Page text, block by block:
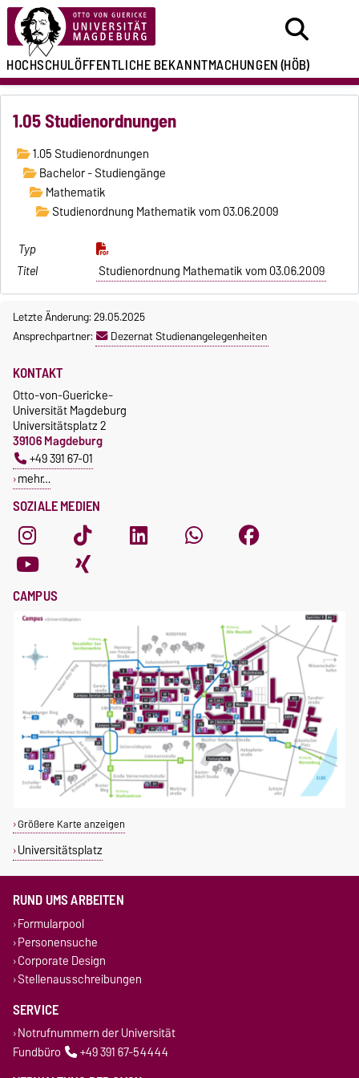
HOCHSCHULÖFFENTLICHEBEKANNTMACHUNGEN(HÖB)
1.05 Studienordnungen
1.05 Studienordnungen
Bachelor - Studiengänge
Mathematik
Studienordnung Mathematik vom 03.06.2009
Studienordnung Mathematik vom 03.06.2009
Letzte Änderung: 29.05.2025
Ansprechpartner:
Dezernat Studienangelegenheiten
SOZIALE MEDIEN
KONTAKT
Otto-von-Guericke-
Universität Magdeburg
Universitätsplatz 2
39106 Magdeburg
+49 391 67-01
mehr…
CAMPUS
Größere Karte anzeigen
Universitätsplatz
RUND UMS ARBEITEN
Formularpool
Personensuche
Corporate Design
Stellenausschreibungen
SERVICE
Notrufnummern der Universität
Fundbüro
+49 391 67-54444